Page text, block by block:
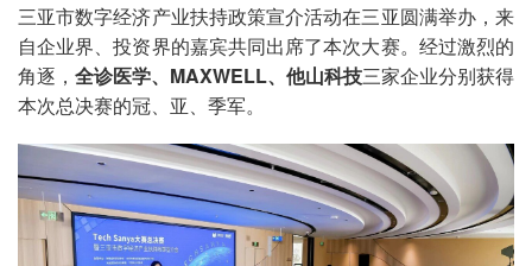
三亚市数字经济产业扶持政策宣介活动在三亚圆满举办，来
自企业界、投资界的嘉宾共同出席了本次大赛。经过激烈的
角逐， 全诊医学、MAXWELL、他山科技三家企业分别获得
本次总决赛的冠、亚、季军。